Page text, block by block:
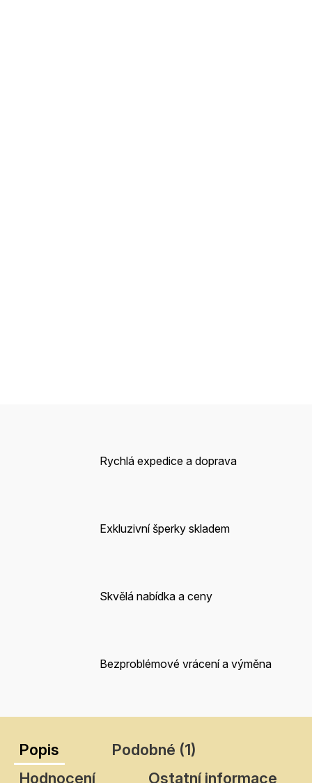
Rychlá expedice a doprava
Exkluzivní šperky skladem
Skvělá nabídka a ceny
Bezproblémové vrácení a výměna
Popis
Podobné (1)
Hodnocení
Ostatní informace